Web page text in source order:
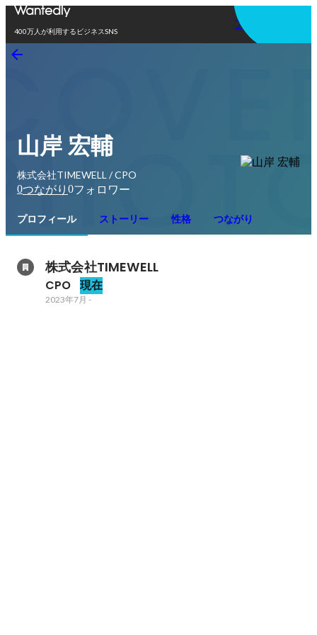
400万人が利用するビジネスSNS
アプリを使う
山岸 宏輔
株式会社TIMEWELL / CPO
0つながり 0フォロワー
プロフィール ストーリー 性格 つながり
株式会社TIMEWELL
CPO 現在
2023年7月 -